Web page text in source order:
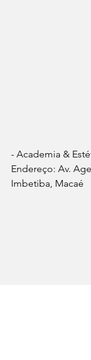
- Academia &
Endereço: Av.
Imbetiba, Macaé